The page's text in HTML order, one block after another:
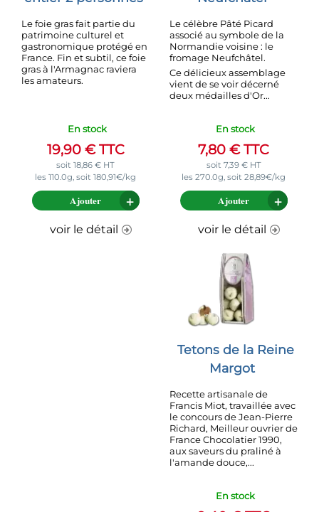
Le foie gras fait partie du
patrimoine culturel et
gastronomique protégé en
France. Fin et subtil, ce foie
gras à l'Armagnac raviera
les amateurs.
En stock
19,90 €TTC
soit 18,86 € HT
les 110.0g, soit 180,91€/kg
Ajouter
voir le détail
Le célèbre Pâté Picard
associé au symbole de la
Normandie voisine : le
fromage Neufchâtel.
Ce délicieux assemblage
vient de se voir décerné
deux médailles d'Or...
En stock
7,80 €TTC
soit 7,39 €HT
les 270.0g, soit 28,89€/kg
Ajouter
voir le détail
Tetons de la Reine
Margot
Recette artisanale de
Francis Miot, travaillée avec
le concours de Jean-Pierre
Richard, Meilleur ouvrier de
France Chocolatier 1990,
aux saveurs du praliné à
l'amande douce,...
En stock